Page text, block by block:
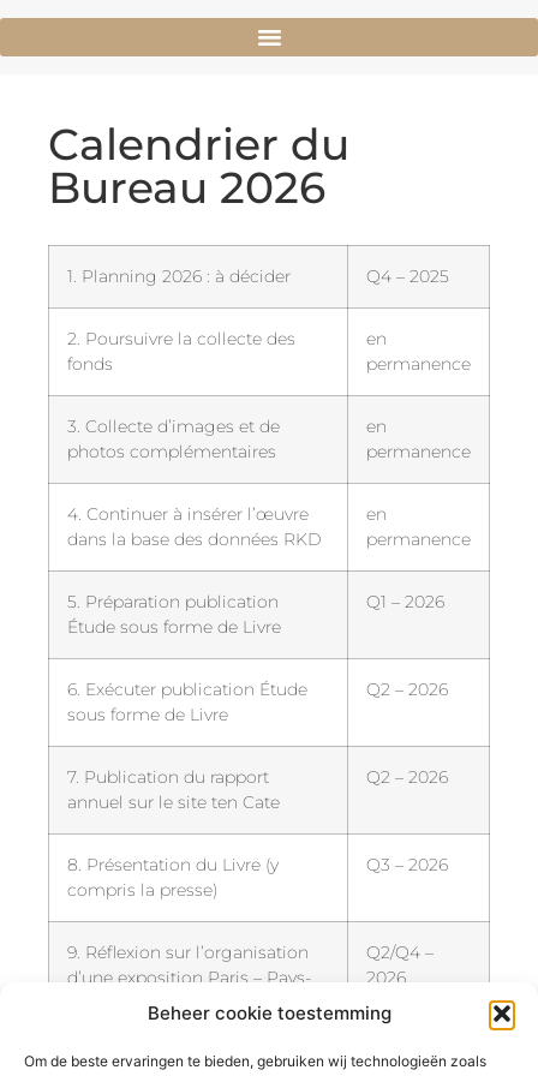
Beheer cookie toestemming
Om de beste ervaringen te bieden, gebruiken wij technologieën zoals
Calendrier du
Bureau 2026
1. Planning 2026 : à décider Q4 – 2025
2. Poursuivre la collecte des
fonds
en
permanence
3. Collecte d’images et de
photos complémentaires
en
permanence
4. Continuer à insérer l’œuvre
dans la base des données RKD
en
permanence
5. Préparation publication
Étude sous forme de Livre
Q1 – 2026
6. Exécuter publication Étude
sous forme de Livre
Q2 – 2026
7. Publication du rapport
annuel sur le site ten Cate
Q2 – 2026
8. Présentation du Livre (y
compris la presse)
Q3 – 2026
9. Réflexion sur l’organisation
d’une exposition Paris – Pays-
Q2/Q4 –
2026
10. Préparation podcast / Q4 – 2026